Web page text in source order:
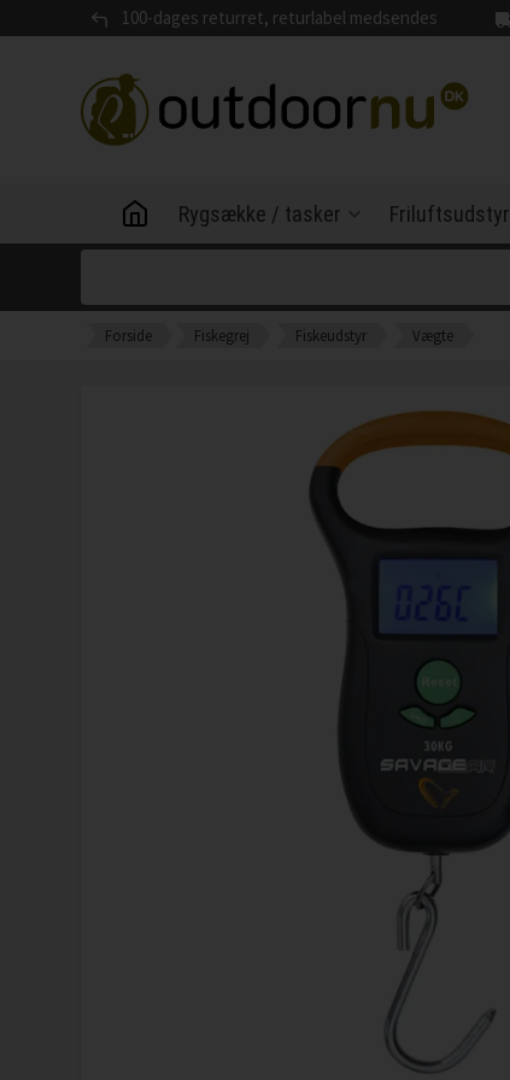
100-dages returret, returlabel medsendes
Rygsække / tasker Friluftsudstyr
Forside Fiskegrej Fiskeudstyr Vægte